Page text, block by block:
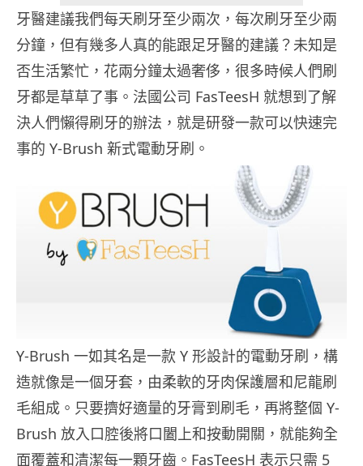
牙醫建議我們每天刷牙至少兩次，每次刷牙至少兩
分鐘，但有幾多人真的能跟足牙醫的建議？未知是
否生活繁忙，花兩分鐘太過奢侈，很多時候人們刷
牙都是草草了事。法國公司 FasTeesH 就想到了解
決人們懶得刷牙的辦法，就是研發一款可以快速完
事的 Y-Brush 新式電動牙刷。
Y-Brush 一如其名是一款 Y 形設計的電動牙刷，構
造就像是一個牙套，由柔軟的牙肉保護層和尼龍刷
毛組成。只要擠好適量的牙膏到刷毛，再將整個 Y-
Brush 放入口腔後將口闔上和按動開關，就能夠全
面覆蓋和清潔每一顆牙齒。FasTeesH 表示只需 5